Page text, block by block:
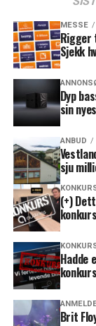
MESSE
Rigger
Sjekk
Dyp
sin
ANBUD
sju
(+)
konkurs
Hadde
Brit